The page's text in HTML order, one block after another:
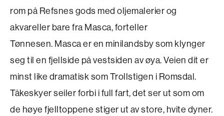
rom på Refsnes gods med oljemalerier og
akvareller bare fra Masca, forteller
Tønnesen. Masca er en minilandsby som klynger
seg til en fjellside på vestsiden av øya. Veien dit er
minst like dramatisk som Trollstigen i Romsdal.
Tåkeskyer seiler forbi i full fart, det ser ut som om
de høye fjelltoppene stiger ut av store, hvite dyner.